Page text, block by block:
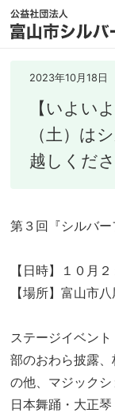
2023年10月18日
【いよい
（土）は
越しくだ
第３回『シルバー
【日時】１０月
【場所】富山市
ステージイベン
部のおわら披露
の他、マジック
日本舞踊・大正